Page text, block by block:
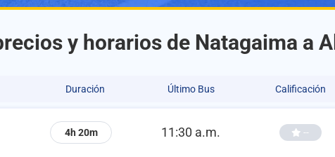
y horarios de Natagaima a
Duración Último Bus Calificación
4h 20m 11:30 a.m. --